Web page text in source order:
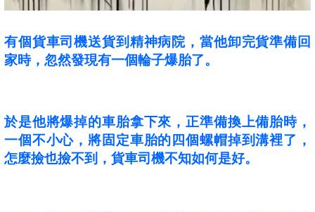
有個貨車司機送貨到精神病院，當他卸完貨準備回
家時，忽然發現有一個輪子爆胎了。
於是他將爆掉的車胎拿下來，正準備換上備胎時，
一個不小心，將固定車胎的四個螺帽掉到溝裡了，
怎麼撿也撿不到，貨車司機不知如何是好。